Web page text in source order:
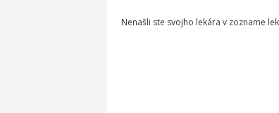
Nenašli ste svojho lekára v zozname